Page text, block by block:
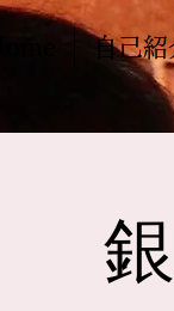
自己紹